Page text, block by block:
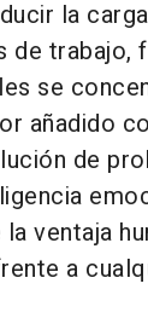
la
de trabajo,
se
añadido
de
ventaja
a